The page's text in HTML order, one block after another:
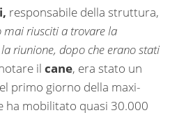
responsabile della struttura,
mai riusciti a trovare la
riunione, dopo che erano stati
il cane, era stato un
primo giorno della maxi-
ha mobilitato quasi 30.000